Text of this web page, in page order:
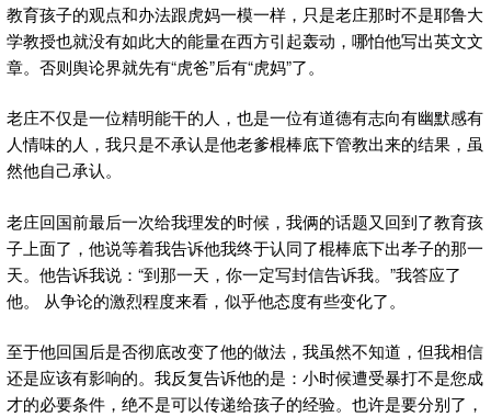
教育孩子的观点和办法跟虎妈一模一样，只是老庄那时不是耶鲁大
学教授也就没有如此大的能量在西方引起轰动，哪怕他写出英文文
章。否则舆论界就先有“虎爸”后有“虎妈”了。
老庄不仅是一位精明能干的人，也是一位有道德有志向有幽默感有
人情味的人，我只是不承认是他老爹棍棒底下管教出来的结果，虽
然他自己承认。
老庄回国前最后一次给我理发的时候，我俩的话题又回到了教育孩
子上面了，他说等着我告诉他我终于认同了棍棒底下出孝子的那一
天。他告诉我说：“到那一天，你一定写封信告诉我。”我答应了
他。 从争论的激烈程度来看，似乎他态度有些变化了。
至于他回国后是否彻底改变了他的做法，我虽然不知道，但我相信
还是应该有影响的。我反复告诉他的是：小时候遭受暴打不是您成
才的必要条件，绝不是可以传递给孩子的经验。也许是要分别了，